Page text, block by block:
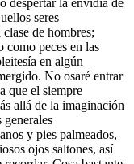
despertar la envidia de
seres
de hombres;
como peces en las
en algún
No osaré entrar
que el siempre
allá de la imaginación
y pies palmeados,
ojos saltones, así